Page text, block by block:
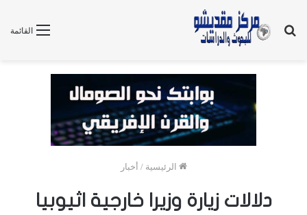
القائمة
بحث
الرئيسية / أخبار
دلالات زيارة وزيرا خارجية اثيوبيا